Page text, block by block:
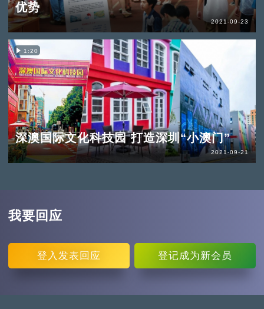
优势
2021-09-23
1:20
深澳国际文化科技园 打造深圳“小澳门”
2021-09-21
我要回应
登入 发表回应 登记成为新会员